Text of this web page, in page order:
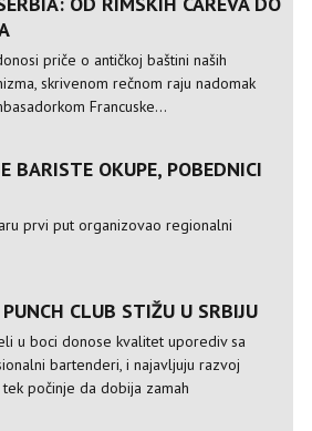
priče o antičkoj baštini naših
skrivenom rečnom raju nadomak
Francuske...
BARISTE OKUPE, POBEDNICI
prvi put organizovao regionalni
CLUB STIŽU U SRBIJU
u boci donose kvalitet uporediv sa
bartenderi, i najavljuju razvoj
počinje da dobija zamah